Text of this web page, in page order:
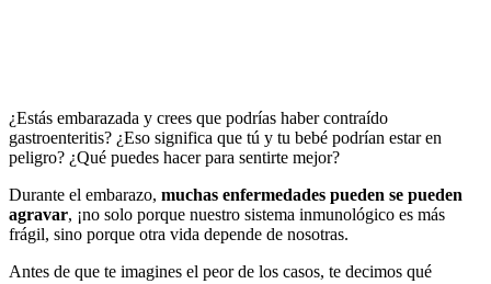
¿Estás embarazada y crees que podrías haber contraído
gastroenteritis? ¿Eso significa que tú y tu bebé podrían estar en
peligro? ¿Qué puedes hacer para sentirte mejor?
Durante el embarazo, muchas enfermedades pueden se pueden
agravar, ¡no solo porque nuestro sistema inmunológico es más
frágil, sino porque otra vida depende de nosotras.
Antes de que te imagines el peor de los casos, te decimos qué